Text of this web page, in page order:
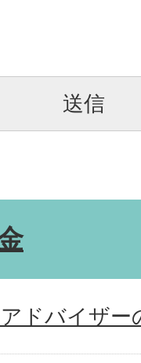
ドバイザー